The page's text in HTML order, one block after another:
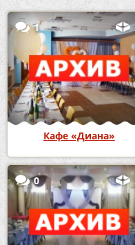
1
Кафе «Диана»
0